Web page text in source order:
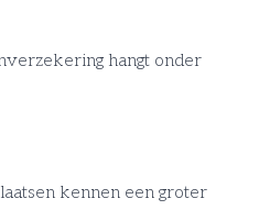
hangt onder
kennen een groter